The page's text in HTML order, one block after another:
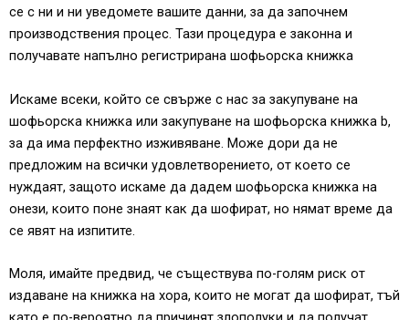
се с ни и ни уведомете вашите данни, за да започнем
производствения процес. Тази процедура е законна и
получавате напълно регистрирана шофьорска книжка
Искаме всеки, който се свърже с нас за закупуване на
шофьорска книжка или закупуване на шофьорска книжка b,
за да има перфектно изживяване. Може дори да не
предложим на всички удовлетворението, от което се
нуждаят, защото искаме да дадем шофьорска книжка на
онези, които поне знаят как да шофират, но нямат време да
се явят на изпитите.
Моля, имайте предвид, че съществува по-голям риск от
издаване на книжка на хора, които не могат да шофират, тъй